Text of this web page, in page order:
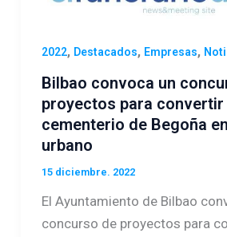
2022, Destacados, Empresas,
Bilbao convoca un
proyectos para convertir
cementerio de Begoña
urbano
15 diciembre. 2022
El Ayuntamiento de Bilbao
concurso de proyectos para